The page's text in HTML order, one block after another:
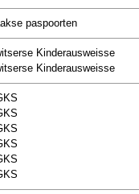
paspoorten
Kinderausweisse
Kinderausweisse